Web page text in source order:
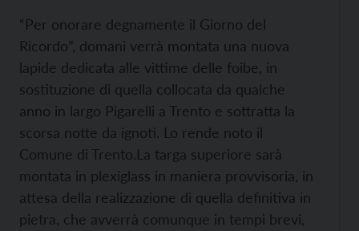
“Per onorare degnamente il Giorno del
Ricordo”, domani verrà montata una nuova
lapide dedicata alle vittime delle foibe, in
sostituzione di quella collocata da qualche
anno in largo Pigarelli a Trento e sottratta la
scorsa notte da ignoti. Lo rende noto il
Comune di Trento.La targa superiore sarà
montata in plexiglass in maniera provvisoria, in
attesa della realizzazione di quella definitiva in
pietra, che avverrà comunque in tempi brevi,